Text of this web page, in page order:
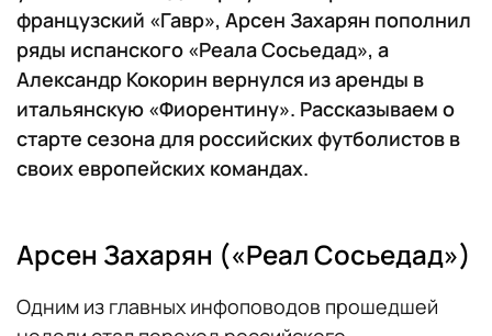
французский «Гавр», Арсен Захарян пополнил
ряды испанского «Реала Сосьедад», а
Александр Кокорин вернулся из аренды в
итальянскую «Фиорентину». Рассказываем о
старте сезона для российских футболистов в
своих европейских командах.
Арсен Захарян («Реал Сосьедад»)
Одним из главных инфоповодов прошедшей